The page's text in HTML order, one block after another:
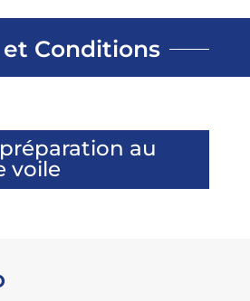
et Conditions
au
voile